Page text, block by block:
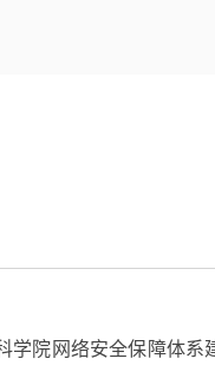
院网络安全保障体